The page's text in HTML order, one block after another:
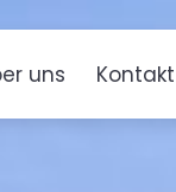
uns Kontakt